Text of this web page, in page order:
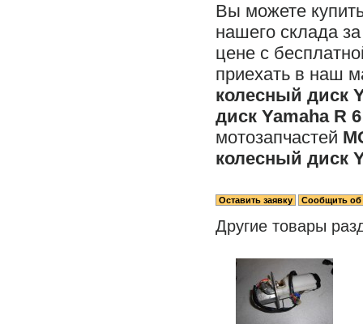
Вы можете
нашего склада
цене с
приехать в наш
колесный диск
диск Yamaha R
мотозапчастей
колесный диск
Другие товары